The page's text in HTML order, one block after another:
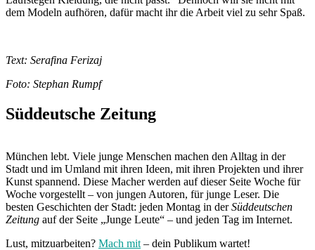
dem Modeln aufhören, dafür macht ihr die Arbeit viel zu sehr Spaß.
Text: Serafina Ferizaj
Foto: Stephan Rumpf
Süddeutsche Zeitung
München lebt. Viele junge Menschen machen den Alltag in der
Stadt und im Umland mit ihren Ideen, mit ihren Projekten und ihrer
Kunst spannend. Diese Macher werden auf dieser Seite Woche für
Woche vorgestellt – von jungen Autoren, für junge Leser. Die
besten Geschichten der Stadt: jeden Montag in derSüddeutschen
Zeitung auf der Seite „Junge Leute“ – und jeden Tag im Internet.
Lust, mitzuarbeiten? Mach mit – dein Publikum wartet!